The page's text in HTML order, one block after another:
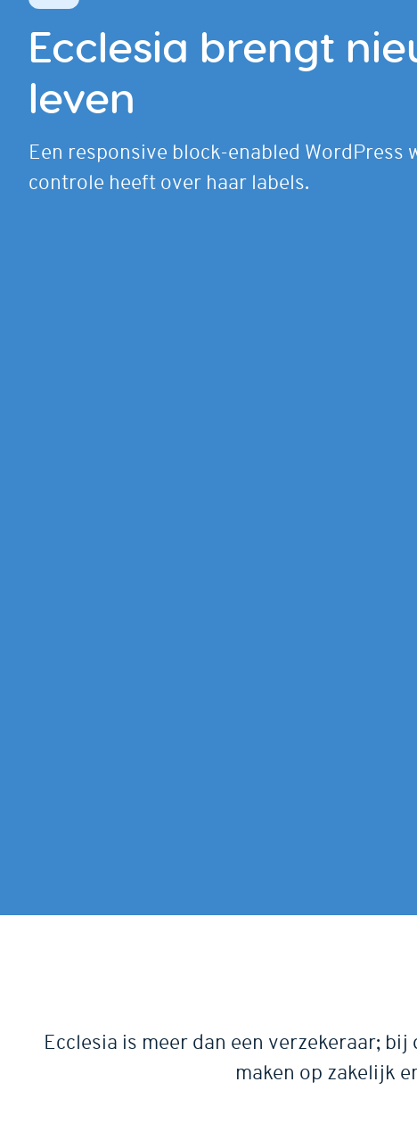
Ecclesia brengt
leven
Een responsive block-enabled WordPress
controle heeft over haar labels.
Ecclesia is meer dan een verzekeraar;
maken op zakelijk